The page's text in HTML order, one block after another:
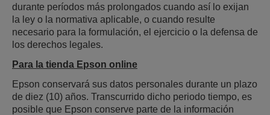
durante períodos más prolongados cuando así lo exijan
la ley o la normativa aplicable, o cuando resulte
necesario para la formulación, el ejercicio o la defensa de
los derechos legales.
Para la tienda Epson online
Epson conservará sus datos personales durante un plazo
de diez (10) años. Transcurrido dicho periodo tiempo, es
posible que Epson conserve parte de la información